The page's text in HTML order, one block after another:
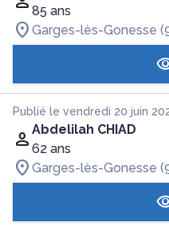
85 ans
Garges-lès-Gonesse
Publié le vendredi 20 juin
Abdelilah CHIAD
62 ans
Garges-lès-Gonesse